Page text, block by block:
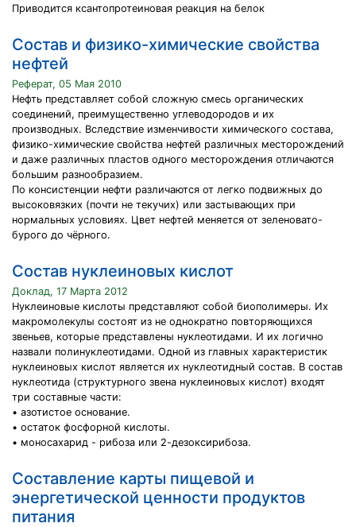
Приводится ксантопротеиновая реакция на белок
Состав и физико-химические свойства
нефтей
Реферат, 05 Мая 2010
Нефть представляет собой сложную смесь органических
соединений, преимущественно углеводородов и их
производных. Вследствие изменчивости химического состава,
физико-химические свойства нефтей различных месторождений
и даже различных пластов одного месторождения отличаются
большим разнообразием.
По консистенции нефти различаются от легко подвижных до
высоковязких (почти не текучих) или застывающих при
нормальных условиях. Цвет нефтей меняется от зеленовато-
бурого до чёрного.
Состав нуклеиновых кислот
Доклад, 17 Марта 2012
Нуклеиновые кислоты представляют собой биополимеры. Их
макромолекулы состоят из не однократно повторяющихся
звеньев, которые представлены нуклеотидами. И их логично
назвали полинуклеотидами. Одной из главных характеристик
нуклеиновых кислот является их нуклеотидный состав. В состав
нуклеотида (структурного звена нуклеиновых кислот) входят
три составные части:
• азотистое основание.
• остаток фосфорной кислоты.
• моносахарид - рибоза или 2-дезоксирибоза.
Составление карты пищевой и
энергетической ценности продуктов
питания